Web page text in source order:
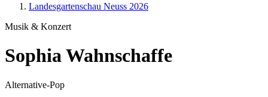
Landesgartenschau Neuss 2026
Musik & Konzert
Sophia Wahnschaffe
Alternative-Pop